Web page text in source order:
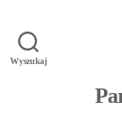
Wyszukaj